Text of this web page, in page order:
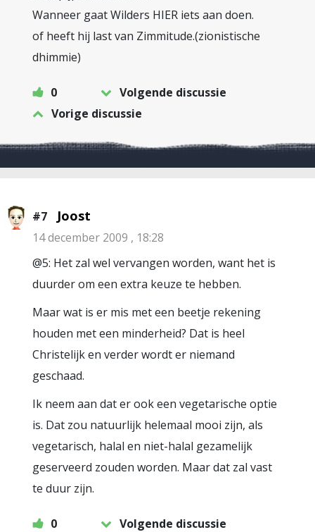
Wanneer gaat Wilders HIER iets aan doen.
of heeft hij last van Zimmitude.(zionistische
dhimmie)
0
Volgende discussie
Vorige discussie
#7 Joost
14 december 2009 , 18:28
@5: Het zal wel vervangen worden, want het is
duurder om een extra keuze te hebben.
Maar wat is er mis met een beetje rekening
houden met een minderheid? Dat is heel
Christelijk en verder wordt er niemand
geschaad.
Ik neem aan dat er ook een vegetarische optie
is. Dat zou natuurlijk helemaal mooi zijn, als
vegetarisch, halal en niet-halal gezamelijk
geserveerd zouden worden. Maar dat zal vast
te duur zijn.
0
Volgende discussie